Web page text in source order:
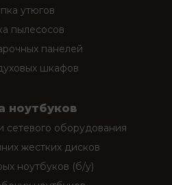
утюгов
пылесосов
панелей
шкафов
ноутбуков
сетевого оборудования
жестких дисков
ноутбуков (б/у)